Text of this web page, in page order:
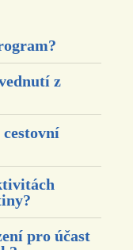
z
pro účast